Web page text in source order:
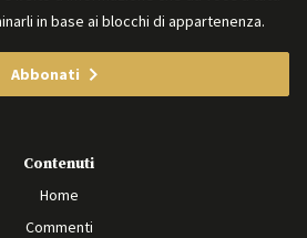
in base ai blocchi di appartenenza.
Abbonati
Contenuti
Home
Commenti